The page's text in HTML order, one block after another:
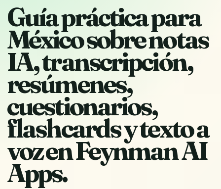
Guía práctica para
México sobre notas
IA, transcripción,
resúmenes,
cuestionarios,
flashcards y texto a
voz en Feynman AI
Apps.